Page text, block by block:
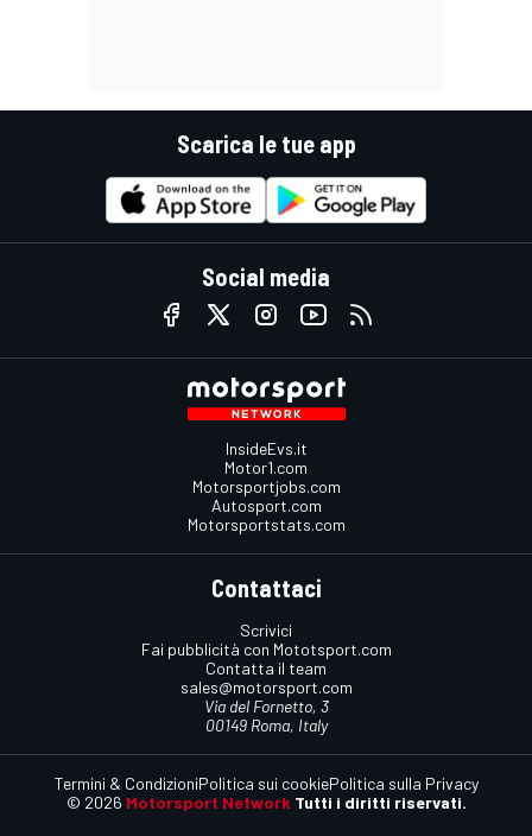
Scarica le tue app
Social media
InsideEvs.it
Motor1.com
Motorsportjobs.com
Autosport.com
Motorsportstats.com
Contattaci
Scrivici
Fai pubblicità con Mototsport.com
Contatta il team
sales@motorsport.com
Via del Fornetto, 3
00149 Roma, Italy
© 2026 Motorsport Network Tutti i diritti riservati.
Termini & CondizioniPolitica sui cookiePolitica sulla Privacy